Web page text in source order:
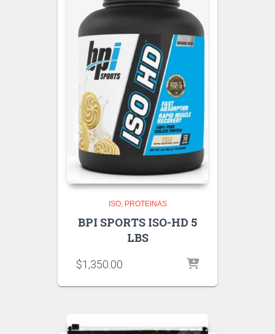
ISO PROTEINAS
BPI SPORTS ISO-HD 5
LBS
$1,350.00